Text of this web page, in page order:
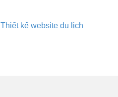
Thiết kế website du lịch